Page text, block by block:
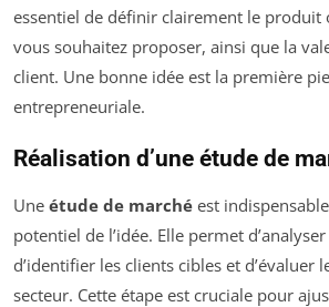
essentiel de définir clairement le produit
vous souhaitez proposer, ainsi que la
client. Une bonne idée est la première
entrepreneuriale.
Réalisation d’une étude de
Une étude de marché est
potentiel de l’idée. Elle permet
d’identifier les clients cibles et d’évaluer
secteur. Cette étape est cruciale pour